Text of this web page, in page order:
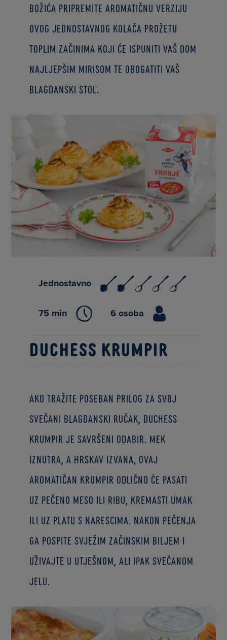
Božića pripremite aromatičnu verziju
ovog jednostavnog kolača prožetu
toplim začinima koji će ispuniti vaš dom
najljepšim mirisom te obogatiti vaš
blagdanski stol.
Jednostavno
75 min 6 osoba
Duchess krumpir
Ako tražite poseban prilog za svoj
svečani blagdanski ručak, duchess
krumpir je savršeni odabir. Mek
iznutra, a hrskav izvana, ovaj
aromatičan krumpir odlično će pasati
uz pečeno meso ili ribu, kremasti umak
ili uz platu s narescima. Nakon pečenja
ga pospite svježim začinskim biljem i
uživajte u utješnom, ali ipak svečanom
jelu.